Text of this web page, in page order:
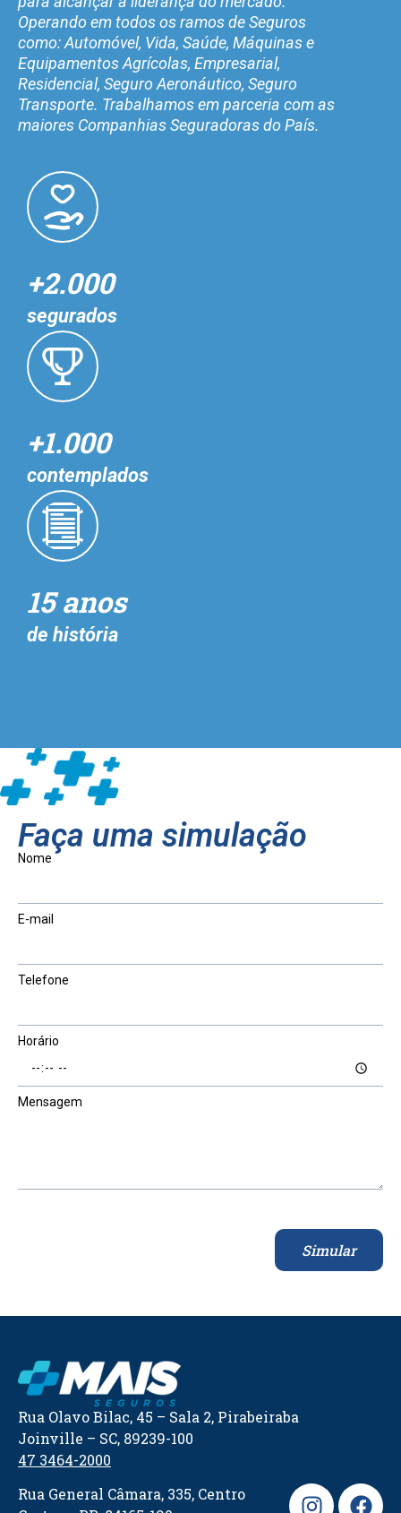
Operando em todos os ramos de Seguros
como: Automóvel, Vida, Saúde, Máquinas e
Equipamentos Agrícolas, Empresarial,
Residencial, Seguro Aeronáutico, Seguro
Transporte. Trabalhamos em parceria com as
maiores Companhias Seguradoras do País.
+2.000
segurados
+1.000
contemplados
15 anos
de história
Faça uma simulação
Nome
E-mail
Telefone
Horário
Mensagem
Simular
Rua Olavo Bilac, 45 – Sala 2, Pirabeiraba
Joinville – SC, 89239-100
47 3464-2000
Rua General Câmara, 335, Centro